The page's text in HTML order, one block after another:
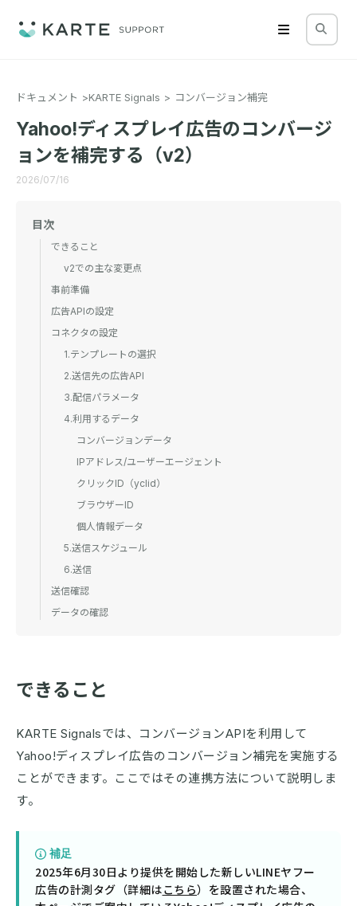
ドキュメント KARTE Signals コンバージョン補完
Yahoo!ディスプレイ広告のコンバージ
ョンを補完する（v2）
2026/07/16
できること
KARTE Signalsでは、コンバージョンAPIを利用して
Yahoo!ディスプレイ広告のコンバージョン補完を実施する
ことができます。ここではその連携方法について説明しま
す。
補足
2025年6月30日より提供を開始した新しいLINEヤフー
広告の計測タグ（詳細はこちら）を設置された場合、
目次
できること
v2での主な変更点
事前準備
広告APIの設定
コネクタの設定
1.テンプレートの選択
2.送信先の広告API
3.配信パラメータ
4.利用するデータ
コンバージョンデータ
IPアドレス/ユーザーエージェント
クリックID（yclid）
ブラウザーID
個人情報データ
5.送信スケジュール
6.送信
送信確認
データの確認